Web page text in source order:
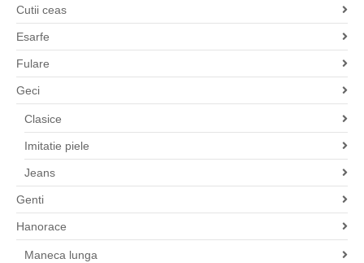
Cutii ceas
Esarfe
Fulare
Geci
Clasice
Imitatie piele
Jeans
Genti
Hanorace
Maneca lunga